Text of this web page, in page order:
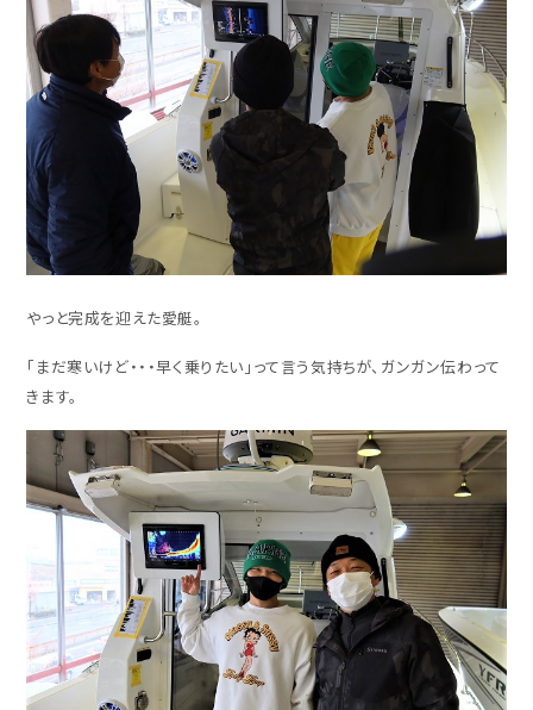
やっと完成を迎えた愛艇。
「まだ寒いけど・・・早く乗りたい」って言う気持ちが、ガンガン伝わって
きます。